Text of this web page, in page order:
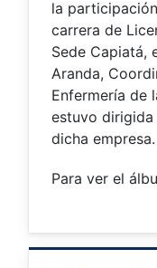
la
carrera de
Sede Capiatá,
Aranda,
Enfermería de
estuvo
dicha empresa.
Para ver el